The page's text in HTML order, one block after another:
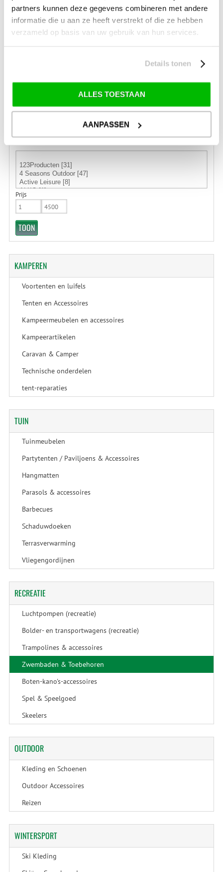
partners kunnen deze gegevens combineren met andere
informatie die u aan ze heeft verstrekt of die ze hebben
verzameld op basis van uw gebruik van hun services.
Details tonen
ALLES TOESTAAN
AANPASSEN
Maten: 38 / 42
Prijs
KAMPEREN
Voortenten en luifels
Tenten en Accessoires
Kampeermeubelen en accessoires
Kampeerartikelen
Caravan & Camper
Technische onderdelen
tent-reparaties
TUIN
Tuinmeubelen
Partytenten / Paviljoens & Accessoires
Hangmatten
Parasols & accessoires
Barbecues
Schaduwdoeken
Terrasverwarming
Vliegengordijnen
RECREATIE
Luchtpompen (recreatie)
Bolder- en transportwagens (recreatie)
Trampolines & accessoires
Zwembaden & Toebehoren
Boten-kano's-accessoires
Spel & Speelgoed
Skeelers
OUTDOOR
Kleding en Schoenen
Outdoor Accessoires
Reizen
WINTERSPORT
Ski Kleding